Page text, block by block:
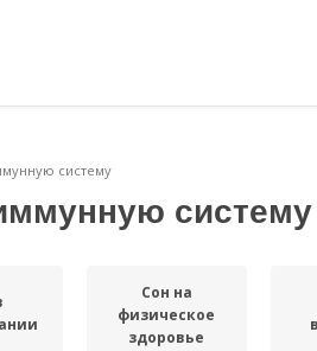
систему
систему
Сон на
физическое
здоровье